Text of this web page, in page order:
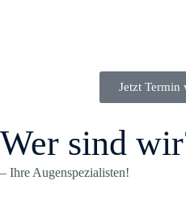
Jetzt Termin
Wer sind
– Ihre Augenspezialisten!